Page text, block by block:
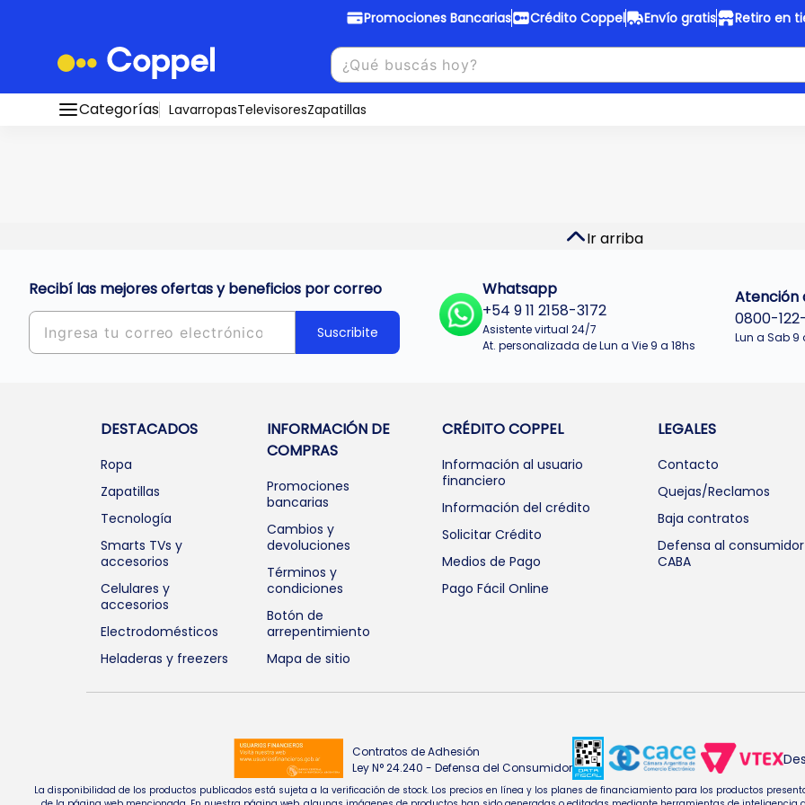
Promociones Bancarias Crédito Coppel Envío gratis Retiro en
Promociones Bancarias
Conocé todos nuestros medios de pago
Crédito Coppel
Hasta
Envío gratis
Categorías LavarropasTelevisoresZapatillas
Ir arriba
Recibí las mejores ofertas y beneficios por correo
Suscribite
Whatsapp
+54 9 11 2158-3172
Asistente virtual 24/7
At. personalizada de Lun a Vie 9 a 18hs
Atención
0800-
Lun a Sab 9
DESTACADOS
Ropa
Zapatillas
Tecnología
Smarts TVs y
accesorios
Celulares y
accesorios
Electrodomésticos
Heladeras y freezers
INFORMACIÓN DE
COMPRAS
Promociones
bancarias
Cambios y
devoluciones
Términos y
condiciones
Botón de
arrepentimiento
Mapa de sitio
CRÉDITO COPPEL
Información al usuario
financiero
Información del crédito
Solicitar Crédito
Medios de Pago
Pago Fácil Online
LEGALES
Contacto
Quejas/Reclamos
Baja contratos
Defensa al consumidor
CABA
Contratos de Adhesión
Ley N° 24.240 - Defensa del Consumidor
La disponibilidad de los productos publicados está sujeta a la verificación de stock. Los precios en línea y los planes de financiamiento para los productos